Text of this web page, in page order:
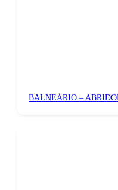
BALNEÁRIO –